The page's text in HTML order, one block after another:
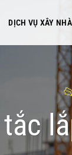
DỊCH VỤ XÂY NHÀ